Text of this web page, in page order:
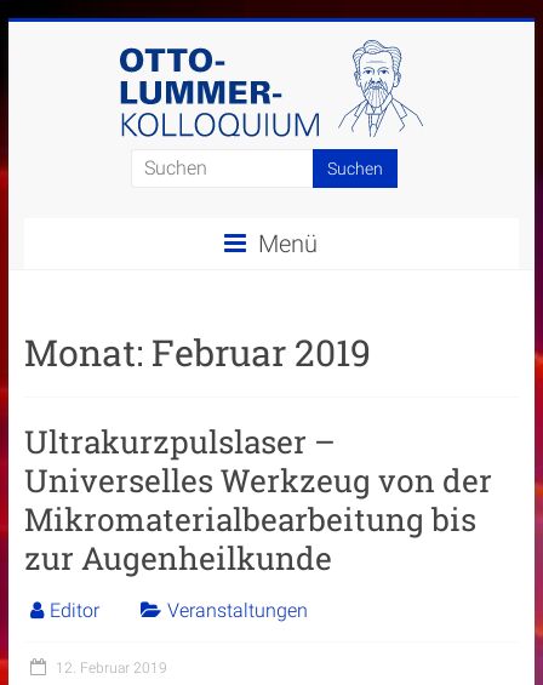
KolloquiumMenü
Monat: Februar 2019
Ultrakurzpulslaser –
Universelles Werkzeug von der
Mikromaterialbearbeitung bis
zur Augenheilkunde
Editor Veranstaltungen
12. Februar 2019